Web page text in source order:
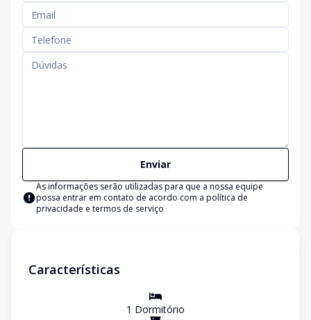
Enviar
As informações serão utilizadas para que a nossa equipe
possa entrar em contato de acordo com a política de
privacidade e termos de serviço
Características
1 Dormitório